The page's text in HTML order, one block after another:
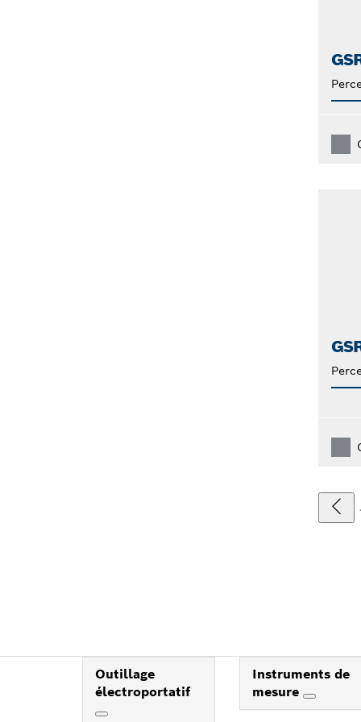
Outillage
électroportatif
Instruments de
mesure